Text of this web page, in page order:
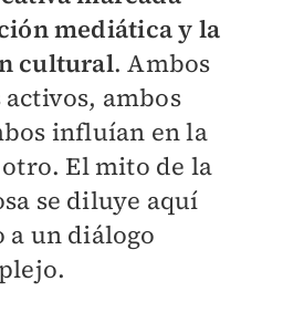
mediática y la
cultural. Ambos
ambos
influían en la
El mito de la
se diluye aquí
a un diálogo